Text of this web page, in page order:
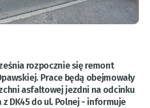
rozpocznie się remont
Prace będą obejmowały
asfaltowej jezdni na odcinku
DK45 do ul. Polnej - informuje